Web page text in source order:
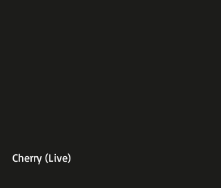
Cherry (Live)